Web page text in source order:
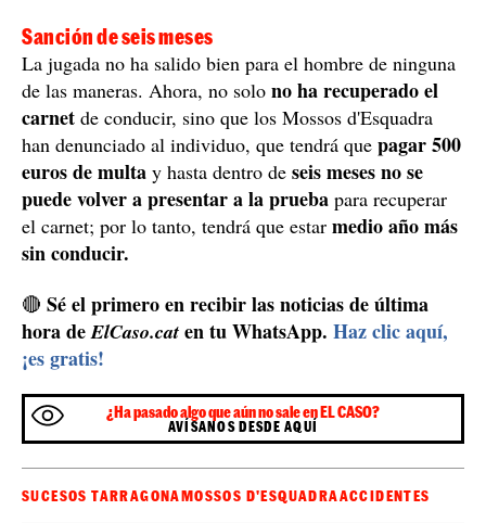
Sanción de seis meses
La jugada no ha salido bien para el hombre de ninguna
de las maneras. Ahora, no solo no ha recuperado el
carnet de conducir, sino que los Mossos d'Esquadra
han denunciado al individuo, que tendrá que pagar 500
euros de multa y hasta dentro de seis meses no se
puede volver a presentar a la prueba para recuperar
el carnet; por lo tanto, tendrá que estar medio año más
sin conducir.
🔴 Sé el primero en recibir las noticias de última
hora deElCaso.cat en tu WhatsApp. Haz clic aquí,
¡es gratis!
¿Ha pasado algo que aún no sale en EL CASO?
AVÍSANOS DESDE AQUÍ
SUCESOS TARRAGONAMOSSOS D'ESQUADRAACCIDENTES